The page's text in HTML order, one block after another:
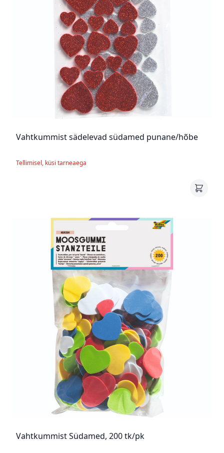
Vahtkummist sädelevad südamed punane/hõbe
Tellimisel, küsi tarneaega
Vahtkummist Südamed, 200 tk/pk